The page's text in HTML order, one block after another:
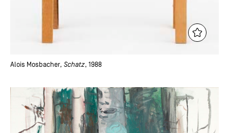
Alois Mosbacher, Schatz, 1988